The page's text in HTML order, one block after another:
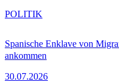
Spanische Enklave von
ankommen
30.07.2026
POLITIK